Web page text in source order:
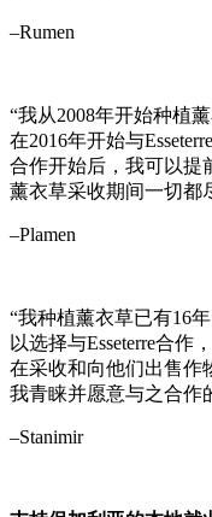
–Rumen
“我从2008年开始种植
在2016年开始与
合作开始后，我可以提
薰衣草采收期间一切都
–Plamen
“我种植薰衣草已有16
以选择与Esseterre合作
在采收和向他们出售作
我青睐并愿意与之合作
–Stanimir